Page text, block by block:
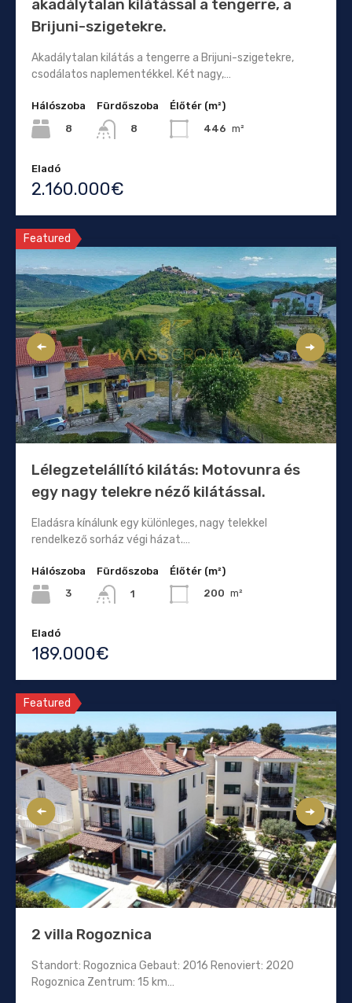
akadálytalan kilátással a tengerre, a
Brijuni-szigetekre.
Akadálytalan kilátás a tengerre a Brijuni-szigetekre,
csodálatos naplementékkel. Két nagy,…
Hálószoba
8
Fürdőszoba
8
Élőtér (m²)
446 m²
Eladó
2.160.000€
Featured
Lélegzetelállító kilátás: Motovunra és
egy nagy telekre néző kilátással.
Eladásra kínálunk egy különleges, nagy telekkel
rendelkező sorház végi házat.…
Hálószoba
3
Fürdőszoba
1
Élőtér (m²)
200 m²
Eladó
189.000€
Featured
2 villa Rogoznica
Standort: Rogoznica Gebaut: 2016 Renoviert: 2020
Rogoznica Zentrum: 15 km…